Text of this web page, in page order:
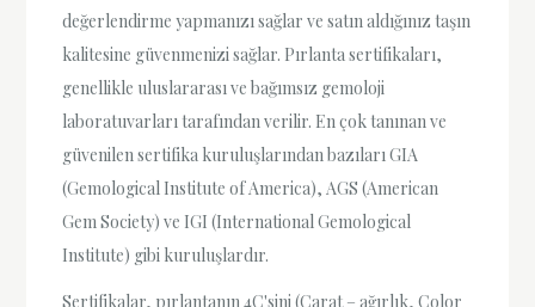
değerlendirme yapmanızı sağlar ve satın aldığınız taşın
kalitesine güvenmenizi sağlar. Pırlanta sertifikaları,
genellikle uluslararası ve bağımsız gemoloji
laboratuvarları tarafından verilir. En çok tanınan ve
güvenilen sertifika kuruluşlarından bazıları GIA
(Gemological Institute of America), AGS (American
Gem Society) ve IGI (International Gemological
Institute) gibi kuruluşlardır.
Sertifikalar, pırlantanın 4C'sini (Carat – ağırlık, Color